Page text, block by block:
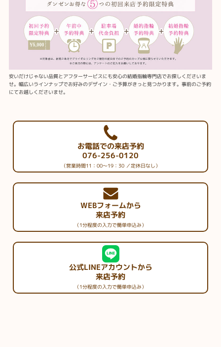
安いだけじゃない品質とアフターサービスにも安心の結婚指輪専門店でお探しくださいま
せ。幅広いラインナップでお好みのデザイン・ご予算がきっと見つかります。事前のご予約
にてお越しくださいませ。
お電話での来店予約
076-256-0120
（営業時間11：00～19：30 ／定休日なし）
WEBフォームから
来店予約
（1分程度の入力で簡単申込み）
公式LINEアカウントから
来店予約
（1分程度の入力で簡単申込み）